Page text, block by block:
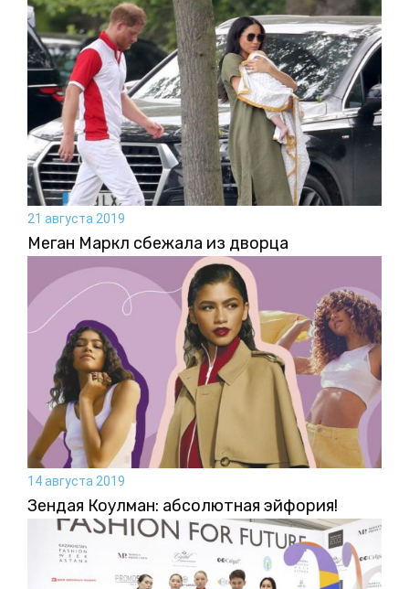
21 августа 2019
Меган Маркл сбежала из дворца
14 августа 2019
Зендая Коулман: абсолютная эйфория!